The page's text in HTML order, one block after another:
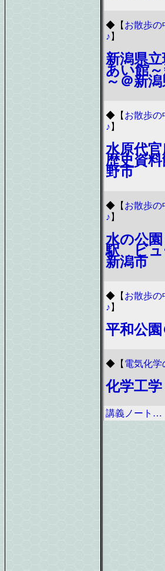
◆ 【 お散歩の
♪ 】
新潟県
あい館
～＠新
◆ 【 お散歩の
♪ 】
水原代
歴史資
野市
◆ 【 お散歩の
♪ 】
水の公
駅 ビュ
新潟市
◆ 【 お散歩の
♪ 】
平和公
◆ 【 電気化学
化学工学
講義ノート…